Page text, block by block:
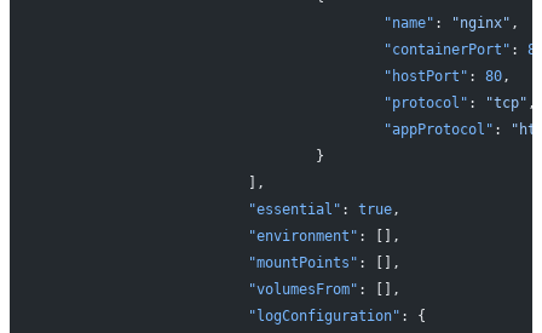
					"name"
: "nginx" ,
					"containerPort"
:
					"hostPort"
: 80,
					"protocol"
: "tcp" ,
					"appProtocol"
:
				}
			],
			"essential"
: true,
			"environment"
: [],
			"mountPoints"
: [],
			"volumesFrom"
: [],
			"logConfiguration"
: {